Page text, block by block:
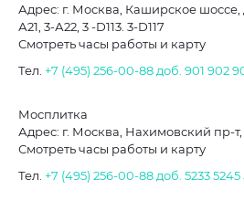
Адрес: г. Москва, Каширское шоссе,
А21, 3-А22, 3 -D113. 3-D117
Смотреть часы работы и карту
Тел. +7 (495) 256-00-88 доб. 901 902
Мосплитка
Адрес: г. Москва, Нахимовский пр-т,
Смотреть часы работы и карту
Тел. +7 (495) 256-00-88 доб. 52335245